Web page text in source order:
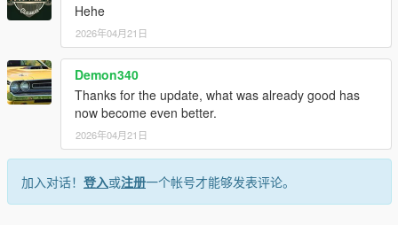
Hehe
2026年04月21日
Demon340
Thanks for the update, what was already good has
now become even better.
2026年04月21日
加入对话！ 登入或注册一个帐号才能够发表评论。